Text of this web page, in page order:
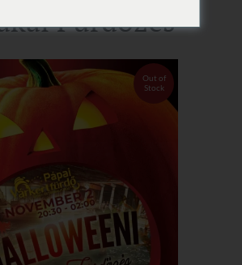
Fürdőzés
Out of
Stock